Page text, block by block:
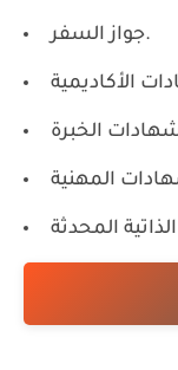
جواز السفر.